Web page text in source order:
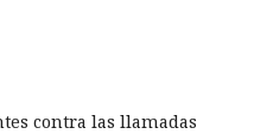
contra las llamadas